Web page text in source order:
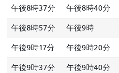
午後8時37分 午後8時40分
午後8時57分 午後9時
午後9時17分 午後9時20分
午後9時37分 午後9時40分